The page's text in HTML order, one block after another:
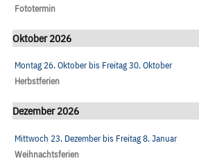
Fototermin
Oktober 2026
Montag 26. Oktoberbis Freitag 30. Oktober
Herbstferien
Dezember 2026
Mittwoch 23. Dezemberbis Freitag 8. Januar
Weihnachtsferien